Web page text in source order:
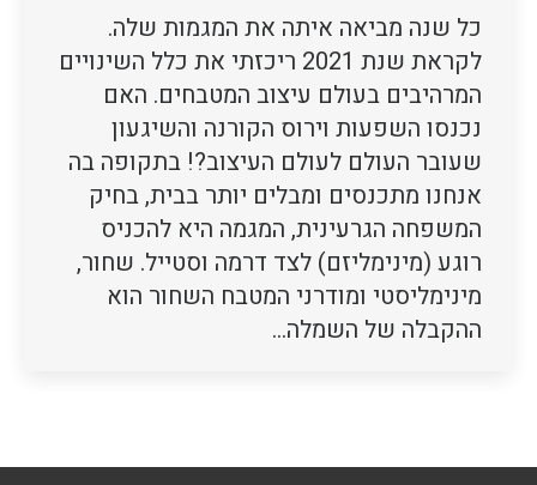
כל שנה מביאה איתה את המגמות שלה.
לקראת שנת 2021 ריכזתי את כלל השינויים
המרהיבים בעולם עיצוב המטבחים. האם
נכנסו השפעות וירוס הקורנה והשיגעון
שעובר העולם לעולם העיצוב?! בתקופה בה
אנחנו מתכנסים ומבלים יותר בבית, בחיק
המשפחה הגרעינית, המגמה היא להכניס
רוגע (מינימליזם) לצד דרמה וסטייל. שחור,
מינימליסטי ומודרני המטבח השחור הוא
ההקבלה של השמלה…